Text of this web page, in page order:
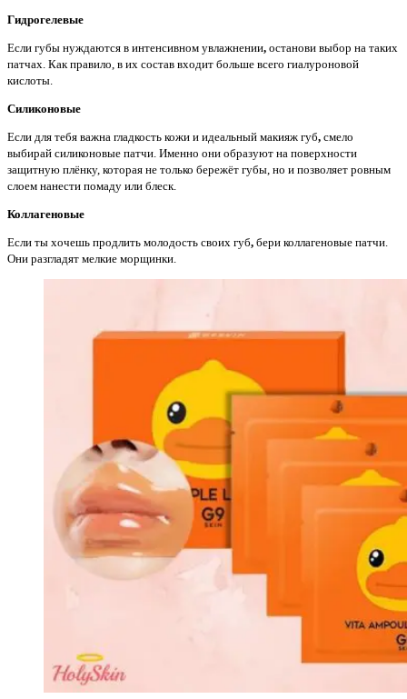
Гидрогелевые
Если губы нуждаются в интенсивном увлажнении, останови выбор на таких
патчах. Как правило, в их состав входит больше всего гиалуроновой
кислоты.
Силиконовые
Если для тебя важна гладкость кожи и идеальный макияж губ, смело
выбирай силиконовые патчи. Именно они образуют на поверхности
защитную плёнку, которая не только бережёт губы, но и позволяет ровным
слоем нанести помаду или блеск.
Коллагеновые
Если ты хочешь продлить молодость своих губ, бери коллагеновые патчи.
Они разгладят мелкие морщинки.